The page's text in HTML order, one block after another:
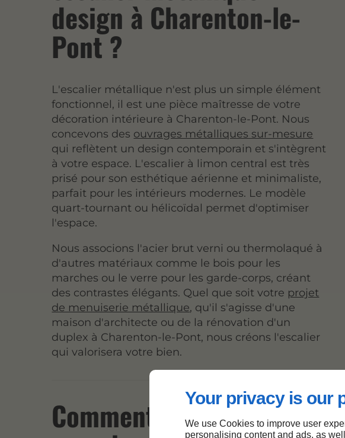
Your privacy is our
We use Cookies to improve user
personalising content and ads, as
design à Charenton-le-
Pont ?
L'escalier métallique n'est plus un simple élément
fonctionnel, il est une pièce maîtresse de votre
décoration intérieure à Charenton-le-Pont. Nous
concevons des ouvrages métalliques sur-mesure
qui reflètent un design contemporain et s'intègrent
à votre espace. L'escalier à limon central est très
prisé pour son esthétique aérienne et minimaliste,
parfait pour les intérieurs modernes. Le modèle
quart-tournant ou hélicoïdal permet d'optimiser
l'espace.
Nous associons l'acier brut verni ou thermolaqué à
d'autres matériaux comme le bois pour les
marches ou le verre pour les garde-corps, créant
des contrastes élégants. Quel que soit votre projet
de menuiserie métallique, qu'il s'agisse d'une
maison d'architecte ou de la rénovation d'un
duplex à Charenton-le-Pont, nous créons l'escalier
qui valorisera votre bien.
Comment sécuriser votre